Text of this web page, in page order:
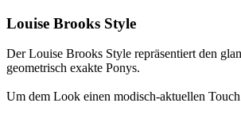
Louise Brooks Style
Der Louise Brooks Style repräsentiert den
geometrisch exakte Ponys.
Um dem Look einen modisch-aktuellen